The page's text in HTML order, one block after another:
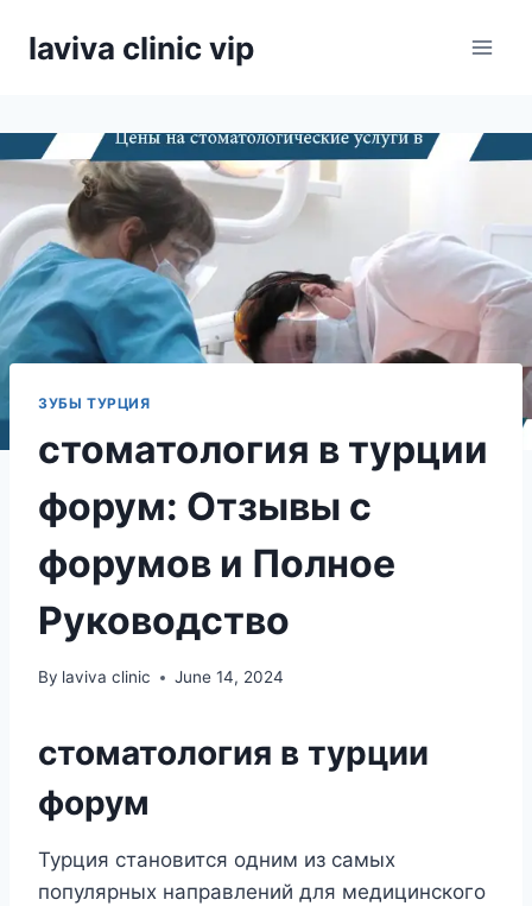
laviva clinic vip
ЗУБЫ ТУРЦИЯ
стоматология в турции
форум: Отзывы с
форумов и Полное
Руководство
By laviva clinic June 14, 2024
стоматология в турции
форум
Турция становится одним из самых
популярных направлений для медицинского